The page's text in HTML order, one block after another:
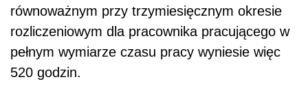
równoważnym przy trzymiesięcznym okresie
rozliczeniowym dla pracownika pracującego w
pełnym wymiarze czasu pracy wyniesie więc
520 godzin.